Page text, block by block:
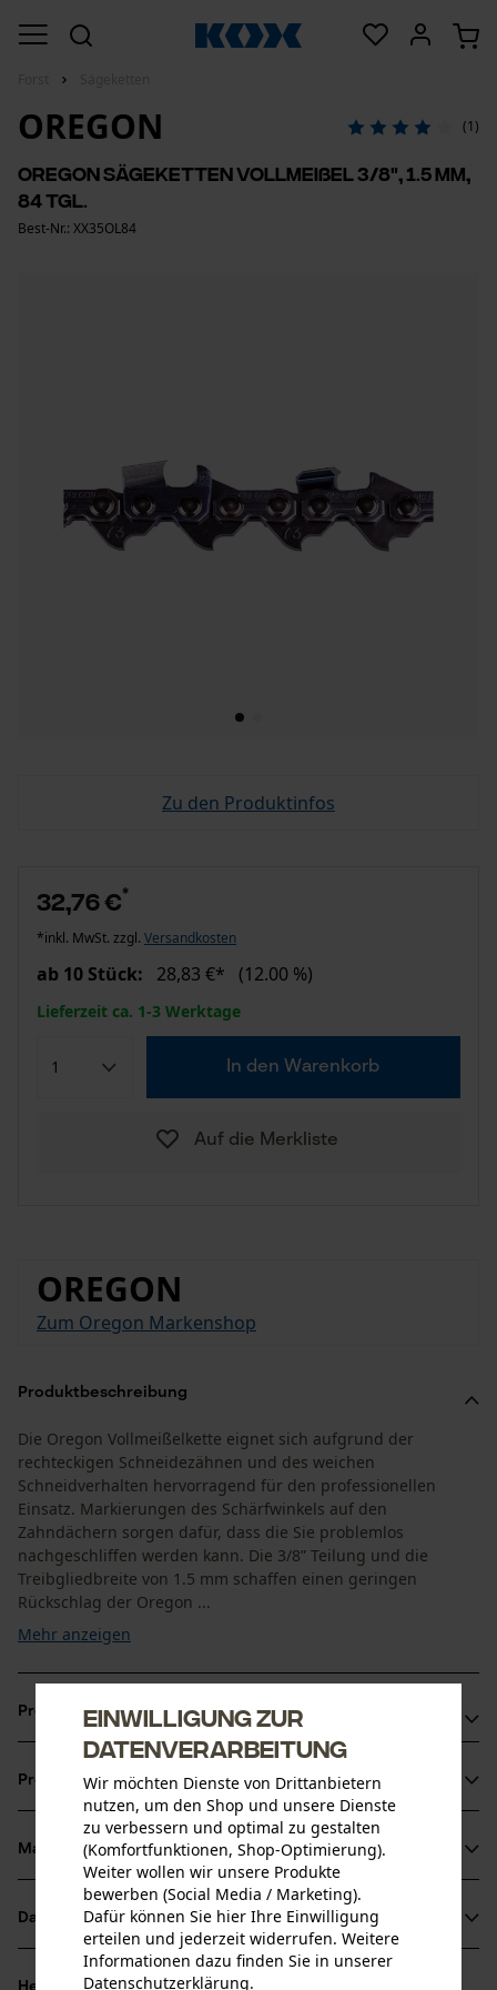
OREGON (1)
Oregon Sägeketten Vollmeißel 3/8", 1.5 mm,
84 Tgl.
Best-Nr.: XX35OL84
Zu den Produktinfos
32,76 €*
*inkl. MwSt. zzgl. Versandkosten
ab 10 Stück: 28,83 €* (12.00 %)
Lieferzeit ca. 1-3 Werktage
In den Warenkorb
Auf die Merkliste
OREGON
Zum Oregon Markenshop
Produktbeschreibung
Die Oregon Vollmeißelkette eignet sich aufgrund der
rechteckigen Schneidezähnen und des weichen
Schneidverhalten hervorragend für den professionellen
Einsatz. Markierungen des Schärfwinkels auf den
Zahndächern sorgen dafür, dass die Sie problemlos
nachgeschliffen werden kann. Die 3/8” Teilung und die
Treibgliedbreite von 1.5 mm schaffen einen geringen
Rückschlag der Oregon ...
Mehr anzeigen
Produktvorteile
Weniger Rückschlag durch Sicherheitstreibglieder
Die Kettesorgt für reduzierte Vibration der Schneidgarnitur
Sägekette mit der höchsten Schnittleistung
Produktinformationen
Produktdetails
Aktivitätstyp
Material & Pflege
Material
Hauptmaterial
Datenblätter
Herstellerdatenblatt (PDF)
Herstellerinformationen
Einwilligung zur
Datenverarbeitung
Wir möchten Dienste von Drittanbietern
nutzen, um den Shop und unsere Dienste
zu verbessern und optimal zu gestalten
(Komfortfunktionen, Shop-Optimierung).
Weiter wollen wir unsere Produkte
bewerben (Social Media / Marketing).
Dafür können Sie hier Ihre Einwilligung
erteilen und jederzeit widerrufen. Weitere
Informationen dazu finden Sie in unserer
Datenschutzerklärung.